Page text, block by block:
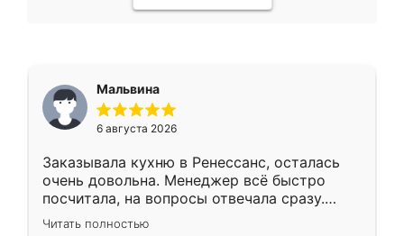
Мальвина
6 августа 2026
Заказывала кухню в Ренессанс, осталась
очень довольна. Менеджер всё быстро
посчитала, на вопросы отвечала сразу.
Замерщик приехал в субботу, подошёл к
Читать полностью